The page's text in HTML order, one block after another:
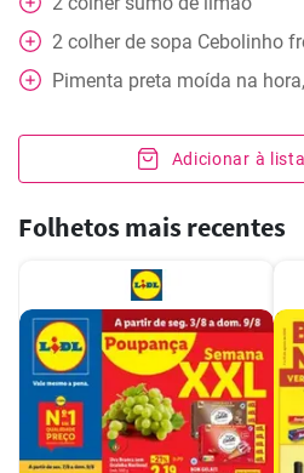
2 colher de sopa Cebolinho
Pimenta preta moída na
Adicionar à
Folhetos mais recentes